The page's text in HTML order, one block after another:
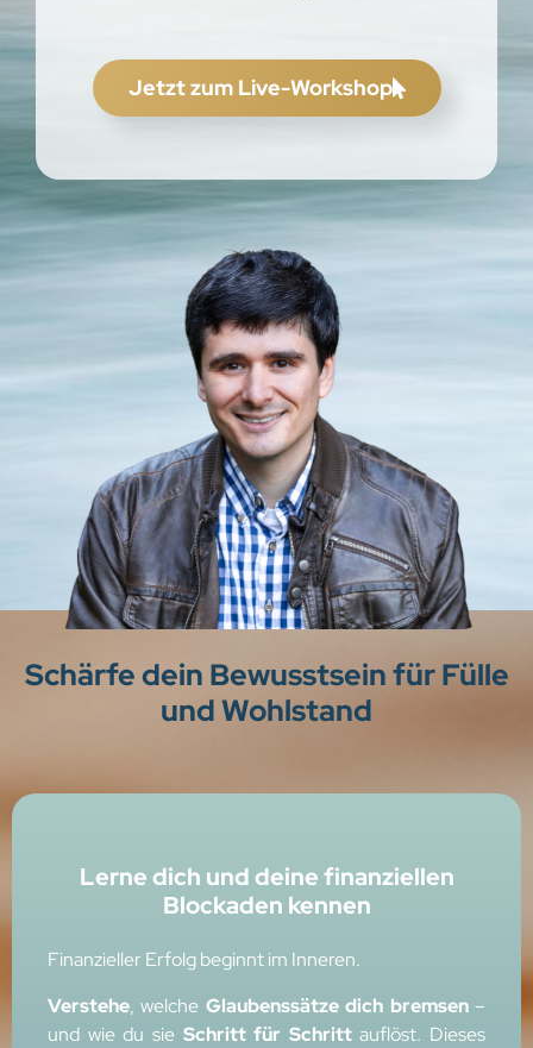
Jetzt zum Live-Workshop
Schärfe dein Bewusstsein für Fülle
und Wohlstand
Lerne dich und deine finanziellen
Blockaden kennen
Finanzieller Erfolg beginnt im Inneren.
Verstehe, welche Glaubenssätze dich bremsen–
und wie du sie Schritt für Schrittauflöst. Dieses